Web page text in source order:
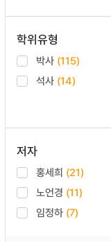
학위유형
박사 (115)
석사 (14)
저자
홍세희 (21)
노언경 (11)
임정하 (7)